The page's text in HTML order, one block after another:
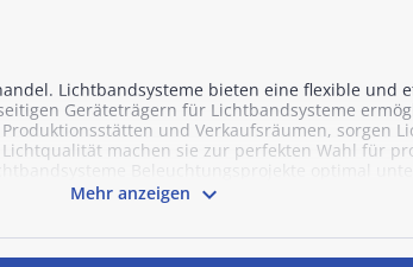
Lichtbandsysteme bieten eine flexible
Geräteträgern für Lichtbandsysteme
und Verkaufsräumen, sorgen
machen sie zur perfekten Wahl für
Beleuchtungsprojekte optimal
Mehr anzeigen 